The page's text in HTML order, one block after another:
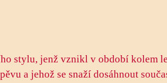
stylu, jenž vznikl v období kolem
a jehož se snaží dosáhnout